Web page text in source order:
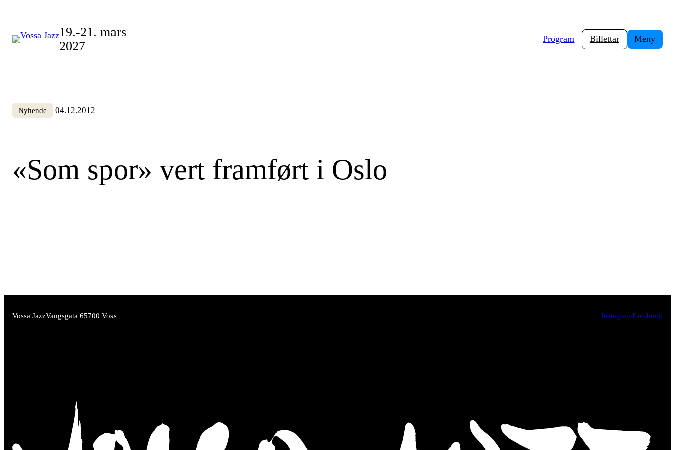
content
19.-21. mars
2027
Program Billettar Meny
Nyhende 04.12.2012
«Som spor» vert framført i Oslo
Vossa JazzVangsgata 65700 Voss InstagramFacebook